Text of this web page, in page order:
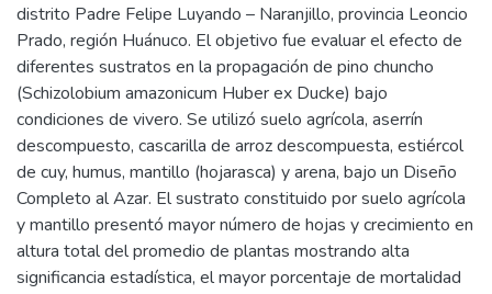
distrito Padre Felipe Luyando – Naranjillo, provincia Leoncio
Prado, región Huánuco. El objetivo fue evaluar el efecto de
diferentes sustratos en la propagación de pino chuncho
(Schizolobium amazonicum Huber ex Ducke) bajo
condiciones de vivero. Se utilizó suelo agrícola, aserrín
descompuesto, cascarilla de arroz descompuesta, estiércol
de cuy, humus, mantillo (hojarasca) y arena, bajo un Diseño
Completo al Azar. El sustrato constituido por suelo agrícola
y mantillo presentó mayor número de hojas y crecimiento en
altura total del promedio de plantas mostrando alta
significancia estadística, el mayor porcentaje de mortalidad